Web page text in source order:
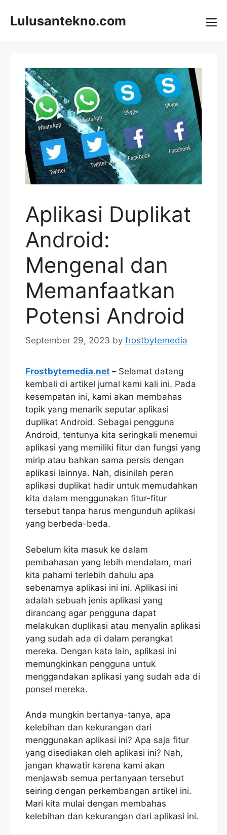
Lulusantekno.com
Aplikasi Duplikat
Android:
Mengenal dan
Memanfaatkan
Potensi Android
September 29, 2023 by frostbytemedia
Frostbytemedia.net – Selamat datang
kembali di artikel jurnal kami kali ini. Pada
kesempatan ini, kami akan membahas
topik yang menarik seputar aplikasi
duplikat Android. Sebagai pengguna
Android, tentunya kita seringkali menemui
aplikasi yang memiliki fitur dan fungsi yang
mirip atau bahkan sama persis dengan
aplikasi lainnya. Nah, disinilah peran
aplikasi duplikat hadir untuk memudahkan
kita dalam menggunakan fitur-fitur
tersebut tanpa harus mengunduh aplikasi
yang berbeda-beda.
Sebelum kita masuk ke dalam
pembahasan yang lebih mendalam, mari
kita pahami terlebih dahulu apa
sebenarnya aplikasi ini ini. Aplikasi ini
adalah sebuah jenis aplikasi yang
dirancang agar pengguna dapat
melakukan duplikasi atau menyalin aplikasi
yang sudah ada di dalam perangkat
mereka. Dengan kata lain, aplikasi ini
memungkinkan pengguna untuk
menggandakan aplikasi yang sudah ada di
ponsel mereka.
Anda mungkin bertanya-tanya, apa
kelebihan dan kekurangan dari
menggunakan aplikasi ini? Apa saja fitur
yang disediakan oleh aplikasi ini? Nah,
jangan khawatir karena kami akan
menjawab semua pertanyaan tersebut
seiring dengan perkembangan artikel ini.
Mari kita mulai dengan membahas
kelebihan dan kekurangan dari aplikasi ini.